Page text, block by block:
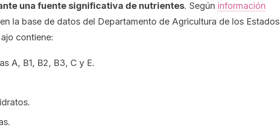
una fuente significativa de nutrientes. Según información
la base de datos del Departamento de Agricultura de los Estados
contiene:
A, B1, B2, B3, C y E.